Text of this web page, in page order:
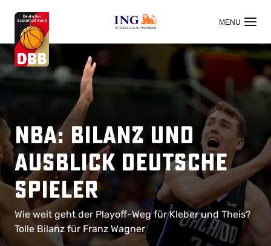
OFFIZIELLER HAUPTSPONSOR
NBA: Bilanz und
Ausblick deutsche
Spieler
Wie weit geht der Playoff-Weg für Kleber und Theis?
Tolle Bilanz für Franz Wagner